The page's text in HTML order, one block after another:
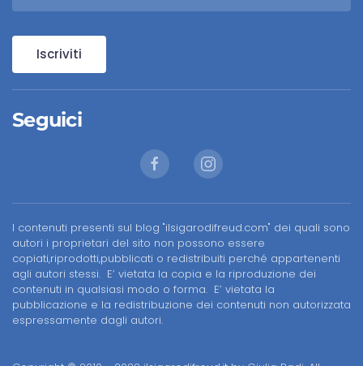
Iscriviti
Seguici
I contenuti presenti sul blog "ilsigarodifreud.com" dei quali sono
autori i proprietari del sito non possono essere
copiati,riprodotti,pubblicati o redistribuiti perché appartenenti
agli autori stessi. E’ vietata la copia e la riproduzione dei
contenuti in qualsiasi modo o forma. E’ vietata la
pubblicazione e la redistribuzione dei contenuti non autorizzata
espressamente dagli autori.